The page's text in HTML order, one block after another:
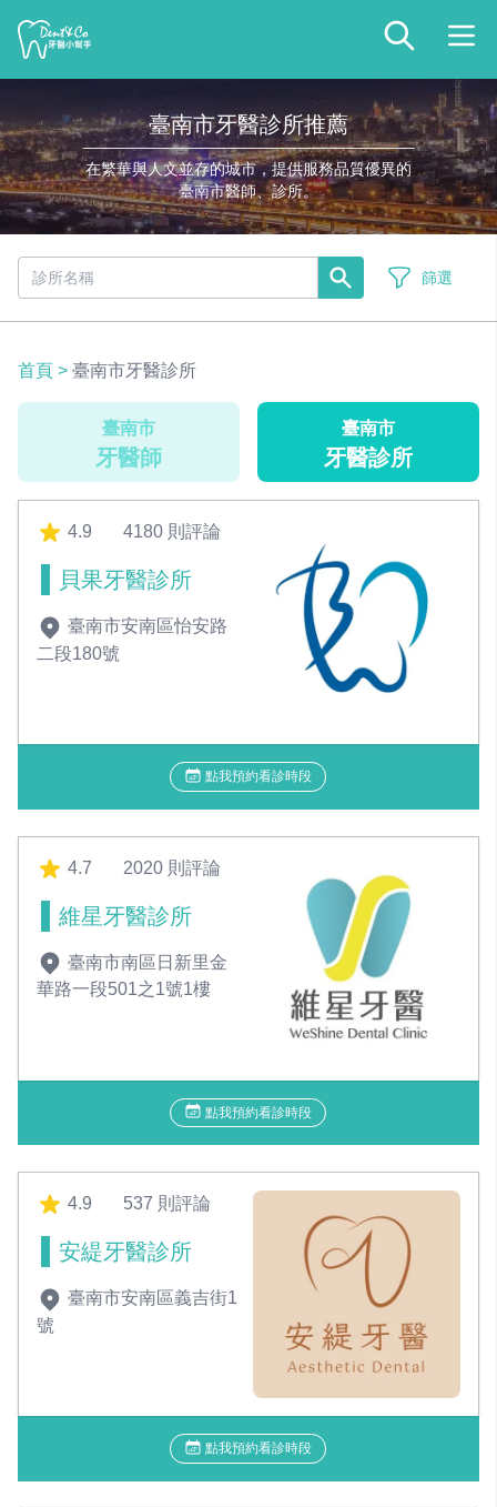
臺南市牙醫診所推薦
在繁華與人文並存的城市，提供服務品質優異的
臺南市醫師、診所。
篩選
首頁 > 臺南市牙醫診所
臺南市
牙醫師
臺南市
牙醫診所
4.9 4180 則評論
貝果牙醫診所
臺南市安南區怡安路
二段180號
點我預約看診時段
4.7 2020 則評論
維星牙醫診所
臺南市南區日新里金
華路一段501之1號1樓
點我預約看診時段
4.9 537 則評論
安緹牙醫診所
臺南市安南區義吉街1
號
點我預約看診時段